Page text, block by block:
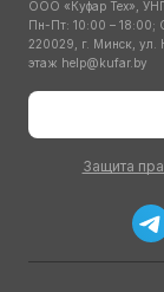
ООО «Куфар Тех»,
Пн-Пт: 10:00 – 18:00;
220029, г. Минск, ул.
этаж help@kufar.by
Защита